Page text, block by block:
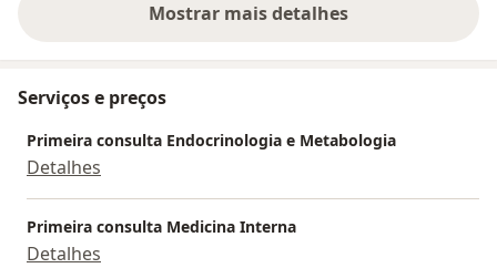
Mostrar mais detalhes
sobre a experiência
Serviços e preços
Primeira consulta Endocrinologia e Metabologia
Detalhes
Primeira consulta Medicina Interna
Detalhes